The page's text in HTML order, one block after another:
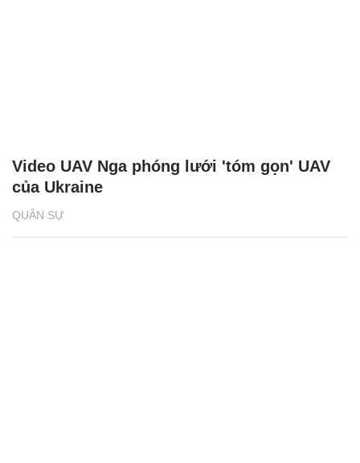
QUÂN SỰ
Video UAV Nga phóng lưới 'tóm gọn' UAV
của Ukraine